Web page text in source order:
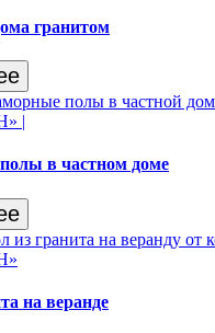
гранитом
в частном доме
на веранде